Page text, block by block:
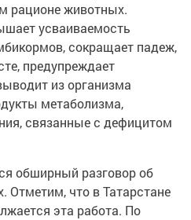
рационе животных.
усваиваемость
сокращает падеж,
предупреждает
из организма
метаболизма,
связанные с дефицитом
обширный разговор об
Отметим, что в Татарстане
эта работа. По